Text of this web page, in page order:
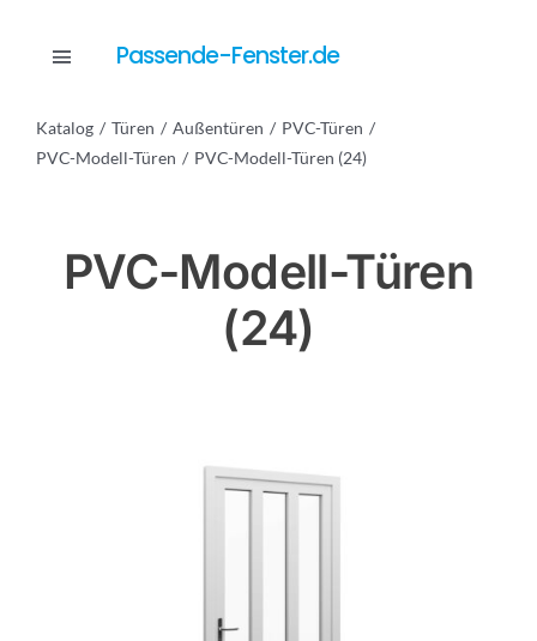
Toggle
Katalog
Anfrage
Passende-Fenster.de
Katalog Türen Außentüren
PVC-Türen
PVC-Modell-Türen
PVC-Modell-Türen (24)
PVC-Modell-Türen
(24)